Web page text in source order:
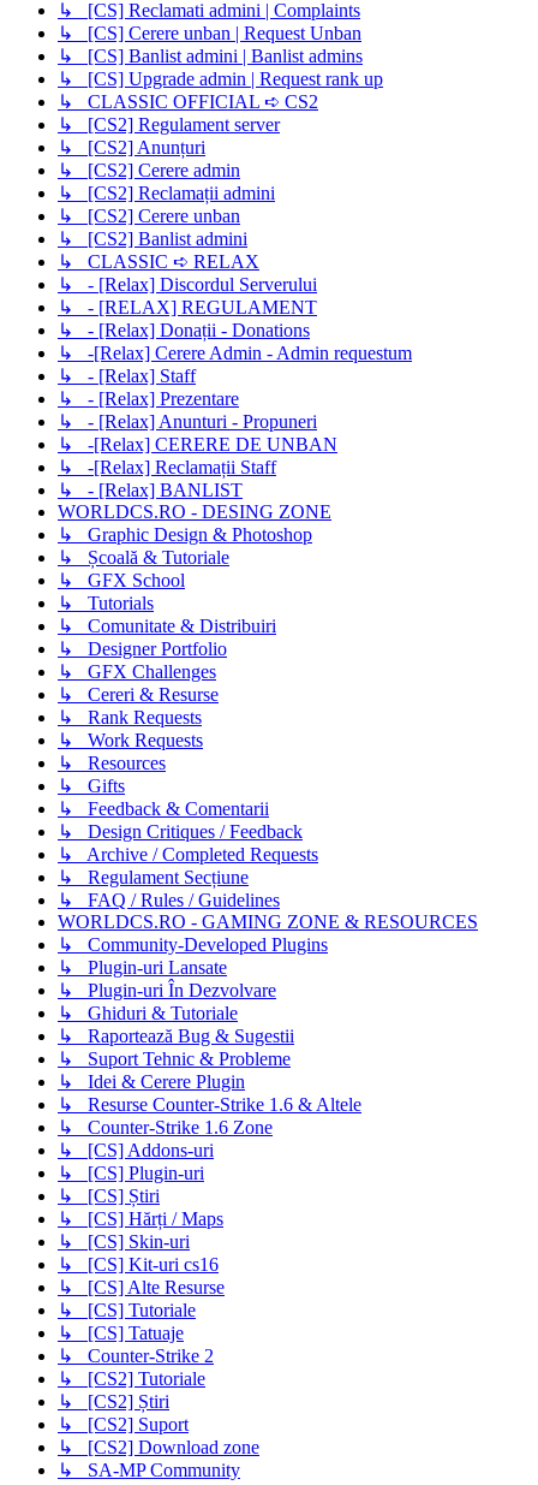
↳ [CS] Reclamati admini | Complaints
↳ [CS] Cerere unban | Request Unban
↳ [CS] Banlist admini | Banlist admins
↳ [CS] Upgrade admin | Request rank up
↳ CLASSIC OFFICIAL ➪ CS2
↳ [CS2] Regulament server
↳ [CS2] Anunțuri
↳ [CS2] Cerere admin
↳ [CS2] Reclamații admini
↳ [CS2] Cerere unban
↳ [CS2] Banlist admini
↳ CLASSIC ➪ RELAX
↳ - [Relax] Discordul Serverului
↳ - [RELAX] REGULAMENT
↳ - [Relax] Donații - Donations
↳ -[Relax] Cerere Admin - Admin requestum
↳ - [Relax] Staff
↳ - [Relax] Prezentare
↳ - [Relax] Anunturi - Propuneri
↳ -[Relax] CERERE DE UNBAN
↳ -[Relax] Reclamații Staff
↳ - [Relax] BANLIST
WORLDCS.RO - DESING ZONE
↳ Graphic Design & Photoshop
↳ Școală & Tutoriale
↳ GFX School
↳ Tutorials
↳ Comunitate & Distribuiri
↳ Designer Portfolio
↳ GFX Challenges
↳ Cereri & Resurse
↳ Rank Requests
↳ Work Requests
↳ Resources
↳ Gifts
↳ Feedback & Comentarii
↳ Design Critiques / Feedback
↳ Archive / Completed Requests
↳ Regulament Secțiune
↳ FAQ / Rules / Guidelines
WORLDCS.RO - GAMING ZONE & RESOURCES
↳ Community-Developed Plugins
↳ Plugin-uri Lansate
↳ Plugin-uri În Dezvolvare
↳ Ghiduri & Tutoriale
↳ Raportează Bug & Sugestii
↳ Suport Tehnic & Probleme
↳ Idei & Cerere Plugin
↳ Resurse Counter-Strike 1.6 & Altele
↳ Counter-Strike 1.6 Zone
↳ [CS] Addons-uri
↳ [CS] Plugin-uri
↳ [CS] Știri
↳ [CS] Hărți / Maps
↳ [CS] Skin-uri
↳ [CS] Kit-uri cs16
↳ [CS] Alte Resurse
↳ [CS] Tutoriale
↳ [CS] Tatuaje
↳ Counter-Strike 2
↳ [CS2] Tutoriale
↳ [CS2] Știri
↳ [CS2] Suport
↳ [CS2] Download zone
↳ SA-MP Community